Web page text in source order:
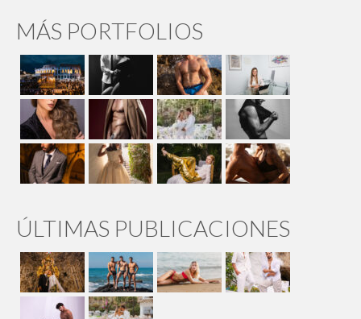
MÁS PORTFOLIOS
ÚLTIMAS PUBLICACIONES